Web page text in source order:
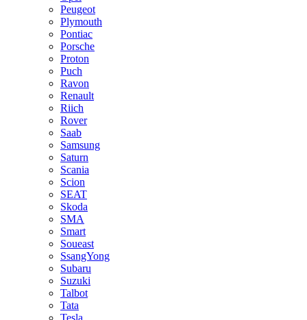
Peugeot
Plymouth
Pontiac
Porsche
Proton
Puch
Ravon
Renault
Riich
Rover
Saab
Samsung
Saturn
Scania
Scion
SEAT
Skoda
SMA
Smart
Soueast
SsangYong
Subaru
Suzuki
Talbot
Tata
Tesla